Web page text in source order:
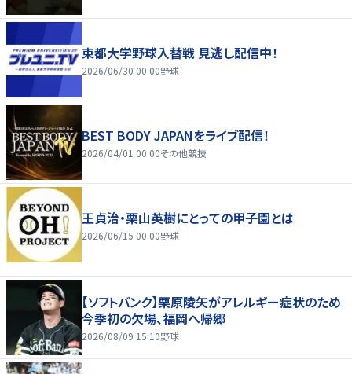
東都大学野球入替戦 見逃し配信中！
2026/06/30 00:00野球
BEST BODY JAPANをライブ配信！
2026/04/01 00:00その他競技
王貞治・栗山英樹にとっての甲子園とは
2026/06/15 00:00野球
【ソフトバンク】栗原陵矢がアレルギー症状のため
今季初の欠場、福岡へ帰郷
2026/08/09 15:10野球